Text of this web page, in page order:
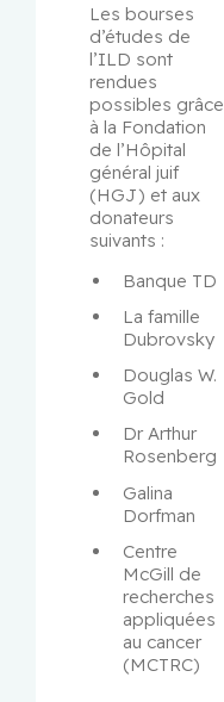
Les bourses
d’études de
l’ILD sont
rendues
possibles grâce
à la Fondation
de l’Hôpital
général juif
(HGJ) et aux
donateurs
suivants :
Banque TD
La famille
Dubrovsky
Douglas W.
Gold
Dr Arthur
Rosenberg
Galina
Dorfman
Centre
McGill de
recherches
appliquées
au cancer
(MCTRC)